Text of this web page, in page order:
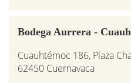
Bodega Aurrera -
Cuauhtémoc 186, Plaza
62450 Cuernavaca